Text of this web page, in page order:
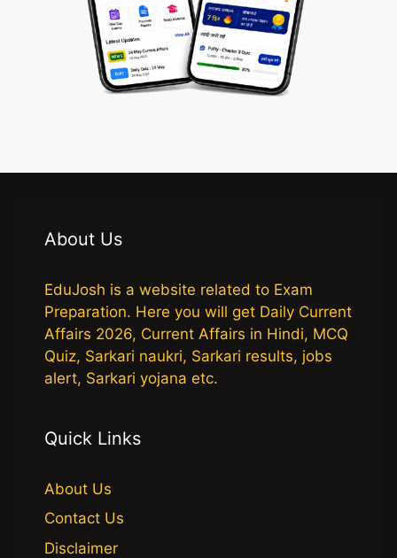
About Us
EduJosh is a website related to Exam
Preparation. Here you will get Daily Current
Affairs 2026, Current Affairs in Hindi, MCQ
Quiz, Sarkari naukri, Sarkari results, jobs
alert, Sarkari yojana etc.
Quick Links
About Us
Contact Us
Disclaimer